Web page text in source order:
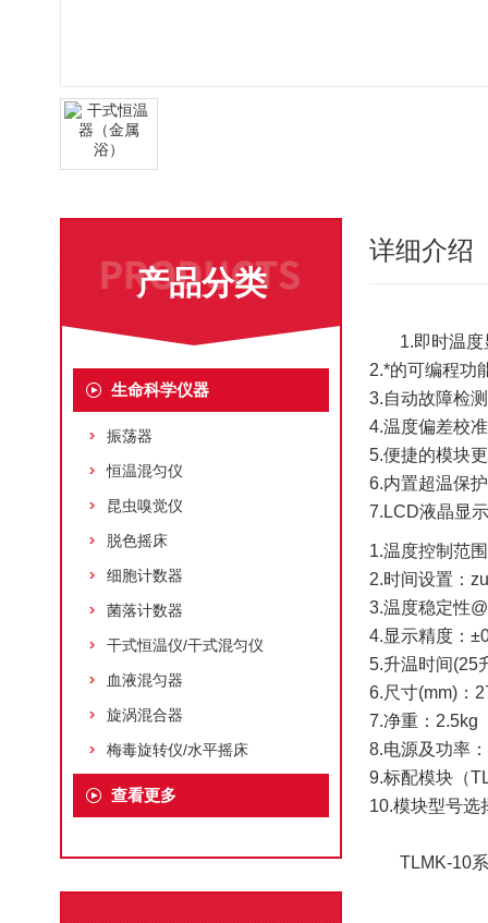
产品分类
生命科学仪器
振荡器
恒温混匀仪
昆虫嗅觉仪
脱色摇床
细胞计数器
菌落计数器
干式恒温仪/干式混匀仪
血液混匀器
旋涡混合器
梅毒旋转仪/水平摇床
查看更多
详细介绍
1.即时温
2.*的可编程功
3.自动故障检
4.温度偏差校
5.便捷的模块
6.内置超温保
7.LCD液晶显
1.温度控制范
2.时间设置：
3.温度稳定性
4.显示精度：
5.升温时间
6.尺寸(mm)：
7.净重：2.5kg
8.电源及功率
9.标配模块（
10.模块型号选
TLMK-10